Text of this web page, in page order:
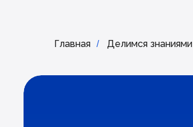
Главная / Делимся знаниями